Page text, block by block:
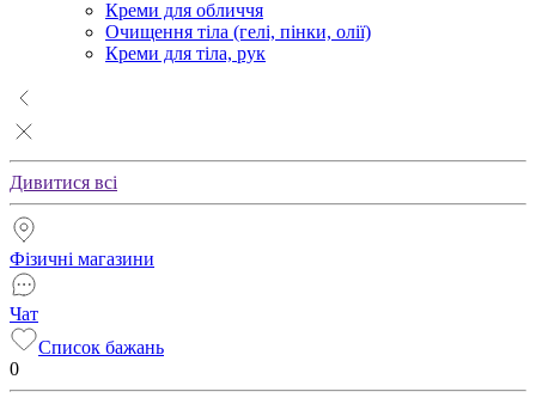
Креми для обличчя
Очищення тіла (гелі, пінки, олії)
Креми для тіла, рук
Дивитися всі
Фізичні магазини
Чат
Список бажань
0